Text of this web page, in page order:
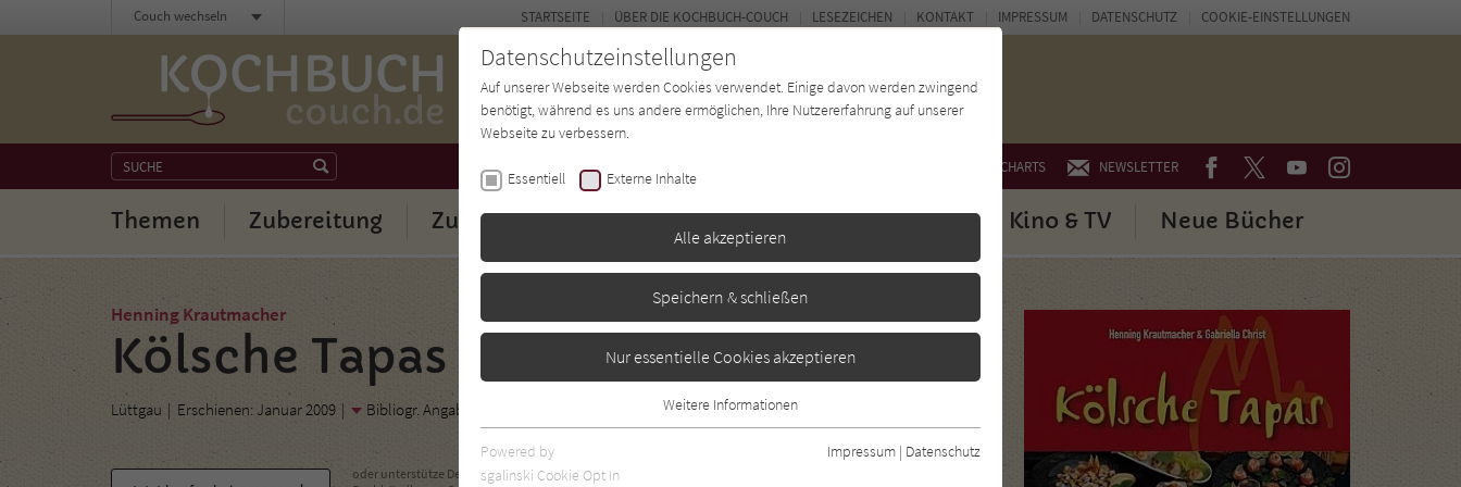
CHARTS NEWSLETTER FACEBOOKTWITTERYOUTUBEINSTAGRAM
Themen Zubereitung Zutaten Regionen Autor*in Magazin Kino & TV Neue Bücher
STARTSEITE ÜBER DIE KOCHBUCH-COUCH LESEZEICHEN KONTAKT IMPRESSUM DATENSCHUTZ COOKIE-EINSTELLUNGEN
Couch wechseln
Henning Krautmacher
Kölsche Tapas
Lüttgau Erschienen: Januar 2009 Bibliogr. Angaben
oder unterstütze Deinen
Datenschutzeinstellungen
Auf unserer Webseite werden Cookies verwendet. Einige davon werden zwingend
benötigt, während es uns andere ermöglichen, Ihre Nutzererfahrung auf unserer
Webseite zu verbessern.
Essentiell Externe Inhalte
Alle akzeptieren
Speichern & schließen
Nur essentielle Cookies akzeptieren
Essentielle Cookies werden für grundlegende Funktionen der Webseite
benötigt. Dadurch ist gewährleistet, dass die Webseite einwandfrei
Weitere Informationen
Powered by
sgalinski Cookie Opt In
Impressum | Datenschutz